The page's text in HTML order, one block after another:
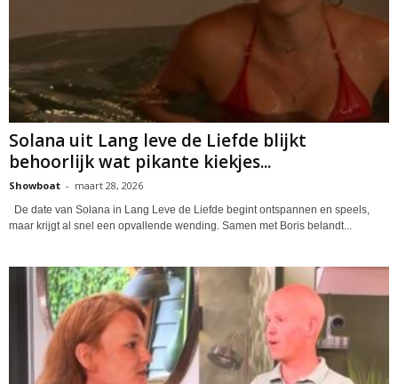
Solana uit Lang leve de Liefde blijkt
behoorlijk wat pikante kiekjes...
Showboat - maart 28, 2026
De date van Solana in Lang Leve de Liefde begint ontspannen en speels,
maar krijgt al snel een opvallende wending. Samen met Boris belandt...